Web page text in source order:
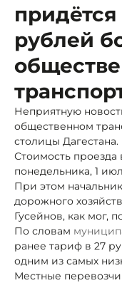
придётся
рублей
Неприятную
общественном
столицы Дагестана.
Стоимость проезда
понедельника, 1
При этом
дорожного
Гусейнов, как мог,
По словам
ранее тариф в 27
одним из самых
Местные